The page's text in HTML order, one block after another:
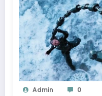
Admin 0